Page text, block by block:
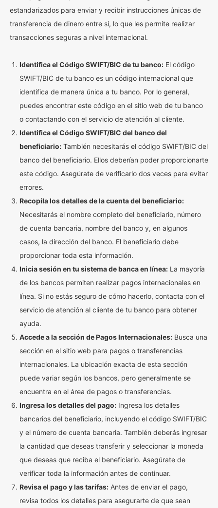
estandarizados para enviar y recibir instrucciones únicas de
transferencia de dinero entre sí, lo que les permite realizar
transacciones seguras a nivel internacional.
Identifica el Código SWIFT/BIC de tu banco: El código
SWIFT/BIC de tu banco es un código internacional que
identifica de manera única a tu banco. Por lo general,
puedes encontrar este código en el sitio web de tu banco
o contactando con el servicio de atención al cliente.
Identifica el Código SWIFT/BIC del banco del
beneficiario: También necesitarás el código SWIFT/BIC del
banco del beneficiario. Ellos deberían poder proporcionarte
este código. Asegúrate de verificarlo dos veces para evitar
errores.
Recopila los detalles de la cuenta del beneficiario:
Necesitarás el nombre completo del beneficiario, número
de cuenta bancaria, nombre del banco y, en algunos
casos, la dirección del banco. El beneficiario debe
proporcionar toda esta información.
Inicia sesión en tu sistema de banca en línea: La mayoría
de los bancos permiten realizar pagos internacionales en
línea. Si no estás seguro de cómo hacerlo, contacta con el
servicio de atención al cliente de tu banco para obtener
ayuda.
Accede a la sección de Pagos Internacionales: Busca una
sección en el sitio web para pagos o transferencias
internacionales. La ubicación exacta de esta sección
puede variar según los bancos, pero generalmente se
encuentra en el área de pagos o transferencias.
Ingresa los detalles del pago: Ingresa los detalles
bancarios del beneficiario, incluyendo el código SWIFT/BIC
y el número de cuenta bancaria. También deberás ingresar
la cantidad que deseas transferir y seleccionar la moneda
que deseas que reciba el beneficiario. Asegúrate de
verificar toda la información antes de continuar.
Revisa el pago y las tarifas: Antes de enviar el pago,
revisa todos los detalles para asegurarte de que sean